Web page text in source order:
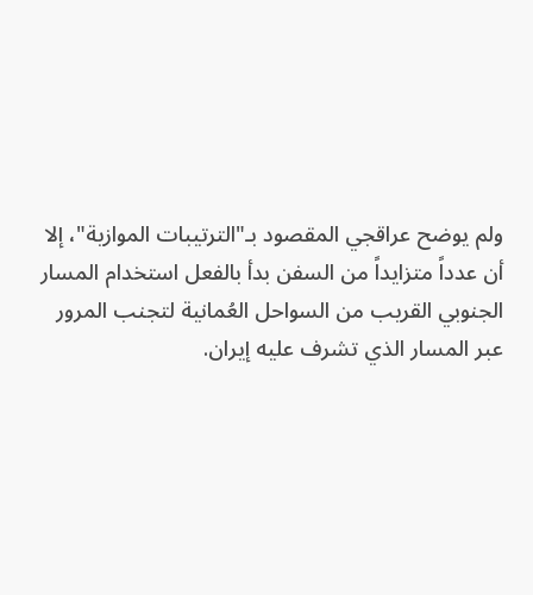
ولم يوضح عراقجي المقصود بـ"الترتيبات الموازية"، إلا
أن عدداً متزايداً من السفن بدأ بالفعل استخدام المسار
الجنوبي القريب من السواحل العُمانية لتجنب المرور
عبر المسار الذي تشرف عليه إيران.